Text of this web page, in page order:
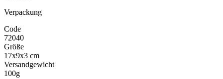
Verpackung
Code
72040
Größe
17x9x3 cm
Versandgewicht
100g